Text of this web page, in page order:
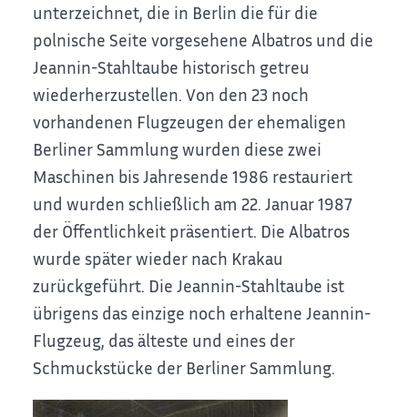
unterzeichnet, die in Berlin die für die
polnische Seite vorgesehene Albatros und die
Jeannin-Stahltaube historisch getreu
wiederherzustellen. Von den 23 noch
vorhandenen Flugzeugen der ehemaligen
Berliner Sammlung wurden diese zwei
Maschinen bis Jahresende 1986 restauriert
und wurden schließlich am 22. Januar 1987
der Öffentlichkeit präsentiert. Die Albatros
wurde später wieder nach Krakau
zurückgeführt. Die Jeannin-Stahltaube ist
übrigens das einzige noch erhaltene Jeannin-
Flugzeug, das älteste und eines der
Schmuckstücke der Berliner Sammlung.